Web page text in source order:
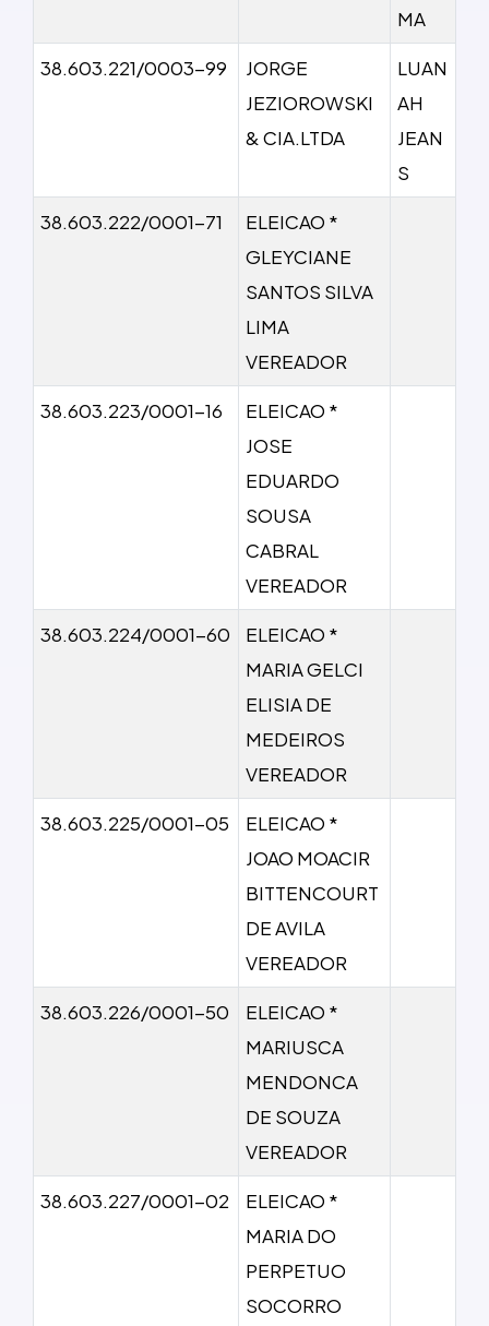
MA
38.603.221/0003-99
JORGE
JEZIOROWSKI
& CIA.LTDA
LUAN
AH
JEAN
S
38.603.222/0001-71
ELEICAO *
GLEYCIANE
SANTOS SILVA
LIMA
VEREADOR
38.603.223/0001-16
ELEICAO *
JOSE
EDUARDO
SOUSA
CABRAL
VEREADOR
38.603.224/0001-60
ELEICAO *
MARIA GELCI
ELISIA DE
MEDEIROS
VEREADOR
38.603.225/0001-05
ELEICAO *
JOAO MOACIR
BITTENCOURT
DE AVILA
VEREADOR
38.603.226/0001-50
ELEICAO *
MARIUSCA
MENDONCA
DE SOUZA
VEREADOR
38.603.227/0001-02
ELEICAO *
MARIA DO
PERPETUO
SOCORRO